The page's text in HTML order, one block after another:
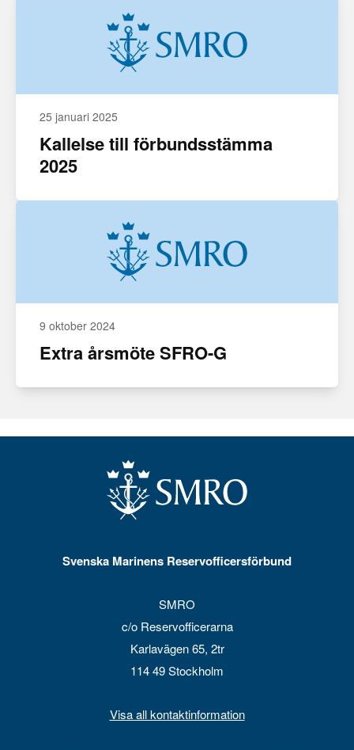
25 januari 2025
Kallelse till förbundsstämma
2025
9 oktober 2024
Extra årsmöte SFRO-G
Svenska Marinens Reservofficersförbund
SMRO
c/o Reservofficerarna
Karlavägen 65, 2tr
114 49 Stockholm
Visa all kontaktinformation